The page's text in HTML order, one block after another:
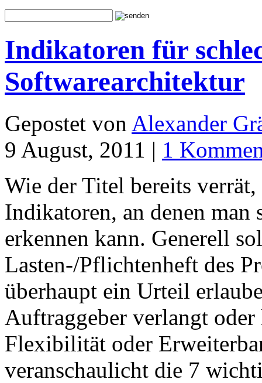
Indikatoren für
Softwarearchitektur
Gepostet von Alexander
9 August, 2011 | 1
Wie der Titel bereits
Indikatoren, an denen
erkennen kann. Generell
Lasten-/Pflichtenheft des
überhaupt ein Urteil
Auftraggeber verlangt
Flexibilität oder
veranschaulicht die 7